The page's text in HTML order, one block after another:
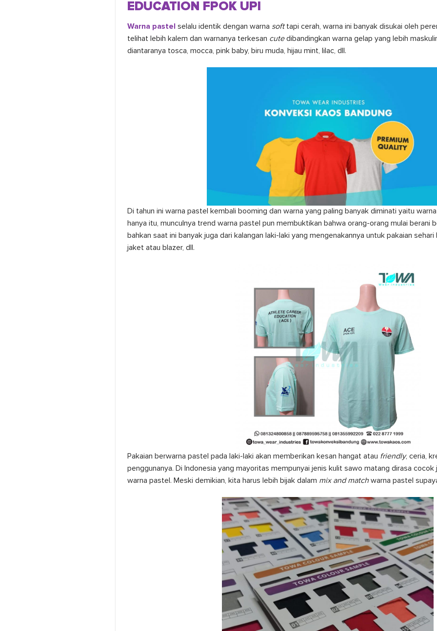
EDUCATION FPOK UPI
Warna pastel selalu identik dengan warna soft tapi cerah, warna ini banyak disukai oleh
telihat lebih kalem dan warnanya terkesan cutedibandingkan warna gelap yang lebih
diantaranya tosca, mocca, pink baby, biru muda, hijau mint, lilac, dll.
Di tahun ini warna pastel kembali booming dan warna yang paling banyak diminati yaitu warna
hanya itu, munculnya trend warna pastel pun membuktikan bahwa orang-orang mulai berani
bahkan saat ini banyak juga dari kalangan laki-laki yang mengenakannya untuk pakaian sehari
jaket atau blazer, dll.
Pakaian berwarna pastel pada laki-laki akan memberikan kesan hangat atau friendly, ceria,
penggunanya. Di Indonesia yang mayoritas mempunyai jenis kulit sawo matang dirasa cocok
warna pastel. Meski demikian, kita harus lebih bijak dalam mix and match warna pastel